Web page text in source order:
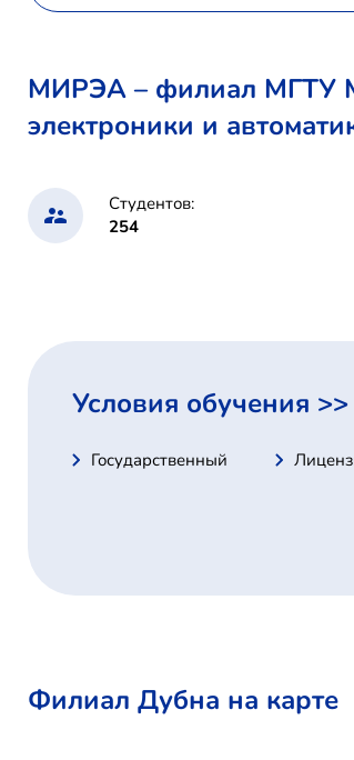
МИРЭА – филиал МГТУ
электроники и
Студентов:
254
Условия обучения >>
Государственный
Филиал Дубна на карте